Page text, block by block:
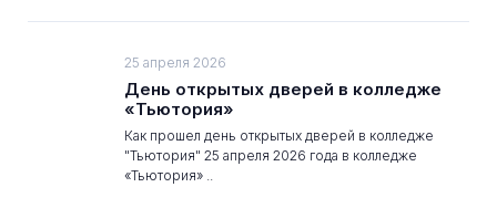
25 апреля 2026
День открытых дверей в колледже
«Тьютория»
Как прошел день открытых дверей в колледже
"Тьютория" 25 апреля 2026 года в колледже
«Тьютория» ..